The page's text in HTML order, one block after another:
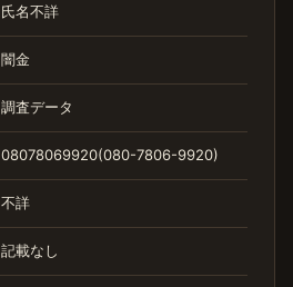
氏名不詳
闇金
調査データ
08078069920(080-7806-9920)
不詳
記載なし